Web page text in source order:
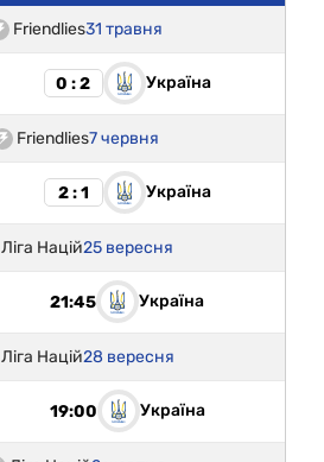
Friendlies31 травня
0 : 2 Україна
Friendlies7 червня
2 : 1 Україна
Ліга Націй25 вересня
21:45 Україна
Ліга Націй28 вересня
19:00 Україна